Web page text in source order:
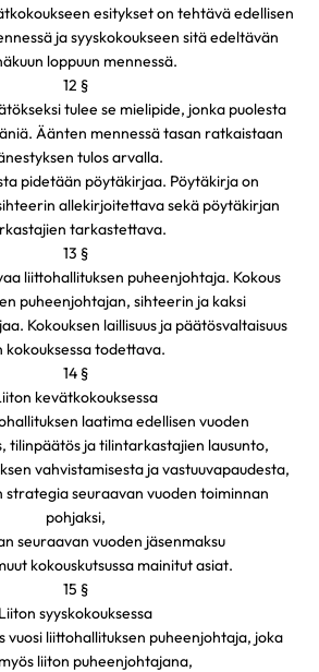
esitykset on tehtävä edellisen
ja syyskokoukseen sitä edeltävän
loppuun mennessä.
12 §
tulee se mielipide, jonka puolesta
Äänten mennessä tasan ratkaistaan
tulos arvalla.
pidetään pöytäkirjaa. Pöytäkirja on
allekirjoitettava sekä pöytäkirjan
tarkastettava.
13 §
liittohallituksen puheenjohtaja. Kokous
puheenjohtajan, sihteerin ja kaksi
Kokouksen laillisuus ja päätösvaltaisuus
kokouksessa todettava.
14 §
kevätkokouksessa
laatima edellisen vuoden
tilinpäätös ja tilintarkastajien lausunto,
vahvistamisesta ja vastuuvapaudesta,
strategia seuraavan vuoden toiminnan
pohjaksi,
seuraavan vuoden jäsenmaksu
kokouskutsussa mainitut asiat.
15 §
Liiton syyskokouksessa
vuosi liittohallituksen puheenjohtaja, joka
liiton puheenjohtajana,